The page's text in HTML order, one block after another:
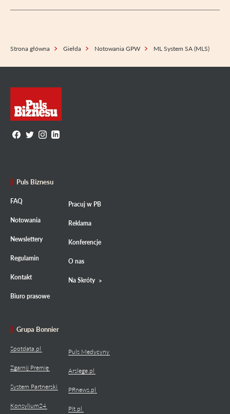
Strona główna Giełda Notowania GPW ML System SA (MLS)
Puls Biznesu
FAQ
Notowania
Newslettery
Regulamin
Kontakt
Biuro prasowe
Pracuj w PB
Reklama
Konferencje
O nas
Na Skróty
Grupa Bonnier
Spotdata.pl
Zgarnij Premię
System Partnerski
Konsylium24
Puls Medycyny
Arslege.pl
PRnews.pl
Pit.pl